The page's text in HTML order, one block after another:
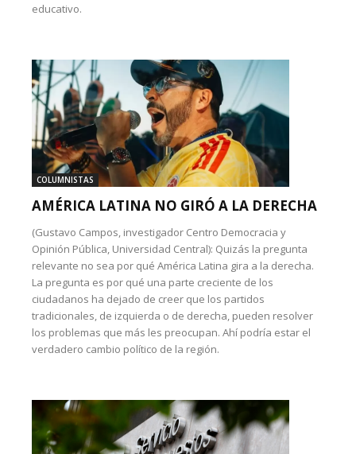
educativo.
COLUMNISTAS
AMÉRICA LATINA NO GIRÓ A LA DERECHA
(Gustavo Campos, investigador Centro Democracia y
Opinión Pública, Universidad Central): Quizás la pregunta
relevante no sea por qué América Latina gira a la derecha.
La pregunta es por qué una parte creciente de los
ciudadanos ha dejado de creer que los partidos
tradicionales, de izquierda o de derecha, pueden resolver
los problemas que más les preocupan. Ahí podría estar el
verdadero cambio político de la región.